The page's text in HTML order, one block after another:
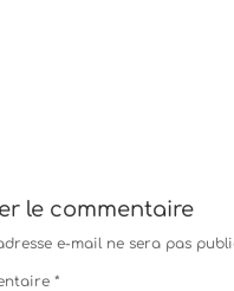
le commentaire
e-mail ne sera pas
*